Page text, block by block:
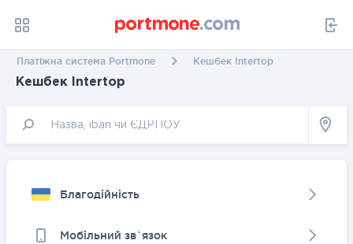
Платіжна система Portmone Кешбек Intertop
Кешбек Intertop
Благодійність
Мобільний зв`язок